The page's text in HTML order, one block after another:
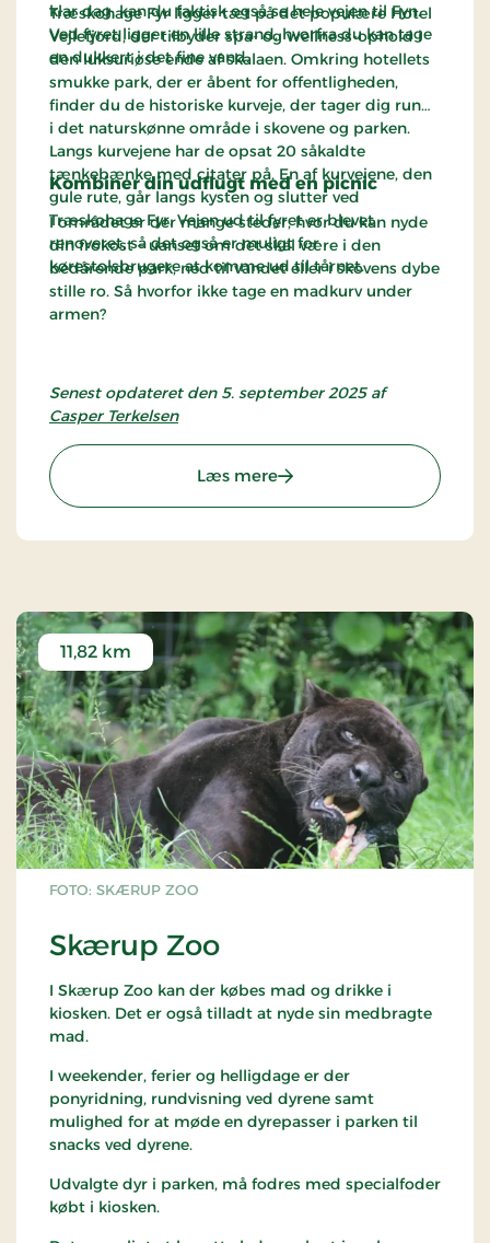
klar dag, kan du faktisk også se hele vejen til Fyn.
Ved fyret ligger en lille strand, hvorfra du kan tage
en dukkert i det fine vand.
Træskohage Fyr ligger tæt på det populære Hotel
Vejlefjord, der tilbyder spa- og wellness-ophold i
den luksuriøse ende af skalaen. Omkring hotellets
smukke park, der er åbent for offentligheden,
finder du de historiske kurveje, der tager dig rundt
i det naturskønne område i skovene og parken.
Langs kurvejene har de opsat 20 såkaldte
tænkebænke med citater på. En af kurvejene, den
gule rute, går langs kysten og slutter ved
Træskohage Fyr. Vejen ud til fyret er blevet
renoveret, så det også er muligt for
kørestolsbrugere at komme ud til tårnet.
Kombiner din udflugt med en picnic
I området er der mange steder, hvor du kan nyde
din frokost – uanset om det skal være i den
bedårende park, ned til vandet eller i skovens dybe
stille ro. Så hvorfor ikke tage en madkurv under
armen?
Senest opdateret den 5. september 2025 af
Casper Terkelsen
Læs mere: Træskohage Fyr
FOTO: SKÆRUP ZOO
Skærup Zoo
11,82 km
I Skærup Zoo kan der købes mad og drikke i
kiosken. Det er også tilladt at nyde sin medbragte
mad.
I weekender, ferier og helligdage er der
ponyridning, rundvisning ved dyrene samt
mulighed for at møde en dyrepasser i parken til
snacks ved dyrene.
Udvalgte dyr i parken, må fodres med specialfoder
købt i kiosken.